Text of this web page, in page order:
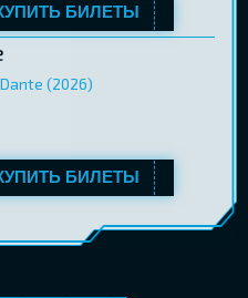
БИЛЕТЫ
(2026)
БИЛЕТЫ